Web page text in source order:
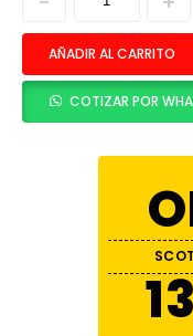
AÑADIR AL CARRITO
COTIZAR POR